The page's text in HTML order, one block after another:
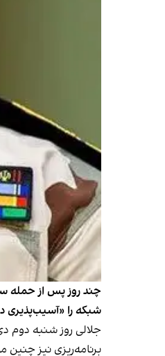
چند روز پس از حمله
شبکه را «آسیب‌پذیری
جلالی روز شنبه دوم
برنامه‌ریزی نیز